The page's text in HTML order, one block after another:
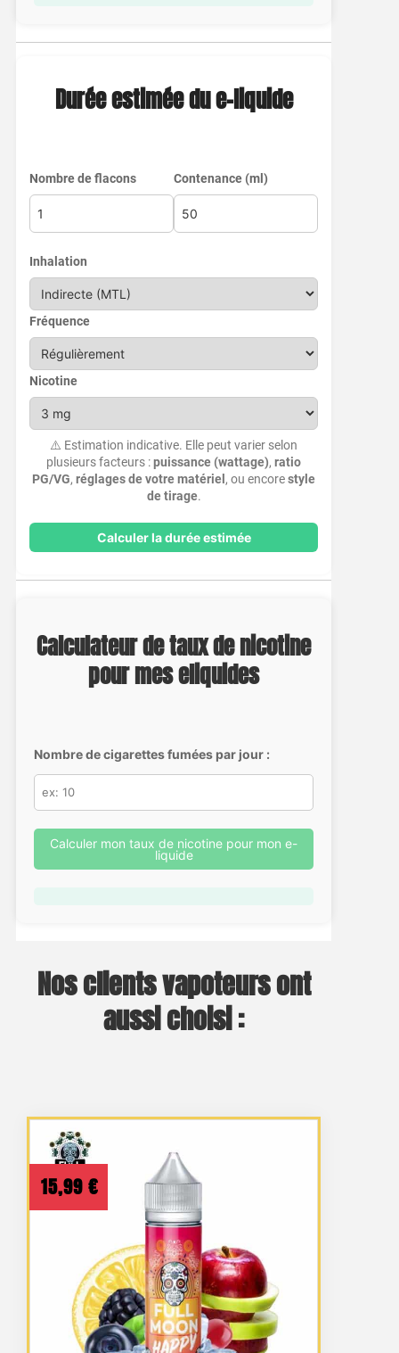
Durée estimée du e-liquide
Nombre de flacons Contenance (ml)
Inhalation
Fréquence
Nicotine
⚠️ Estimation indicative. Elle peut varier selon
plusieurs facteurs :puissance (wattage),ratio
PG/VG,réglages de votre matériel , ou encorestyle
de tirage.
Calculer la durée estimée
Calculateur de taux de nicotine
pour mes eliquides
Nombre de cigarettes fumées par jour :
Calculer mon taux de nicotine pour mon e-
liquide
Nos clients vapoteurs ont
aussi choisi :
15,99 €